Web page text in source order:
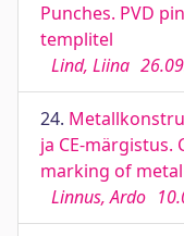
Punches. PVD
templitel
Lind, Liina
24.
ja CE-märgistus.
marking of
Linnus, Ardo